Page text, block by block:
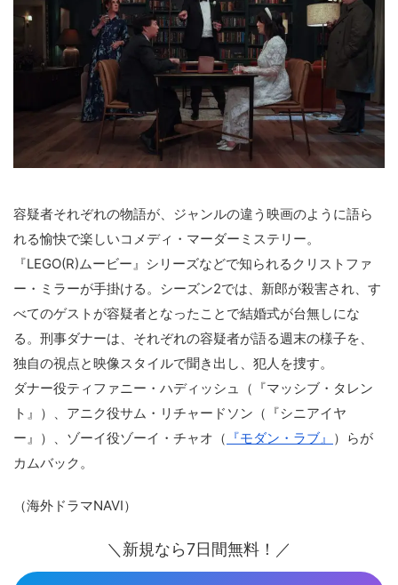
容疑者それぞれの物語が、ジャンルの違う映画のように語ら
れる愉快で楽しいコメディ・マーダーミステリー。
『LEGO(R)ムービー』シリーズなどで知られるクリストファ
ー・ミラーが手掛ける。シーズン2では、新郎が殺害され、す
べてのゲストが容疑者となったことで結婚式が台無しにな
る。刑事ダナーは、それぞれの容疑者が語る週末の様子を、
独自の視点と映像スタイルで聞き出し、犯人を捜す。
ダナー役ティファニー・ハディッシュ（『マッシブ・タレン
ト』）、アニク役サム・リチャードソン（『シニアイヤ
ー』）、ゾーイ役ゾーイ・チャオ（ 『モダン・ラブ』 ）らが
カムバック。
（海外ドラマNAVI）
＼新規なら7日間無料！／